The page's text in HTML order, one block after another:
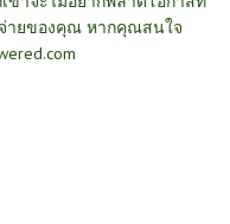
ายของคุณ หากคุณสนใจ